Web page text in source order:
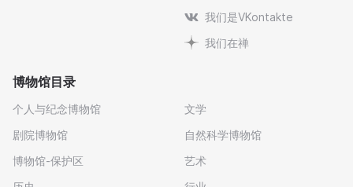
我们是VKontakte
我们在禅
博物馆目录
个人与纪念博物馆
剧院博物馆
博物馆-保护区
文学
自然科学博物馆
艺术